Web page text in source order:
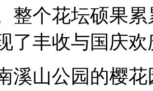
整个花坛硕果
了丰收与国庆
山公园的樱花